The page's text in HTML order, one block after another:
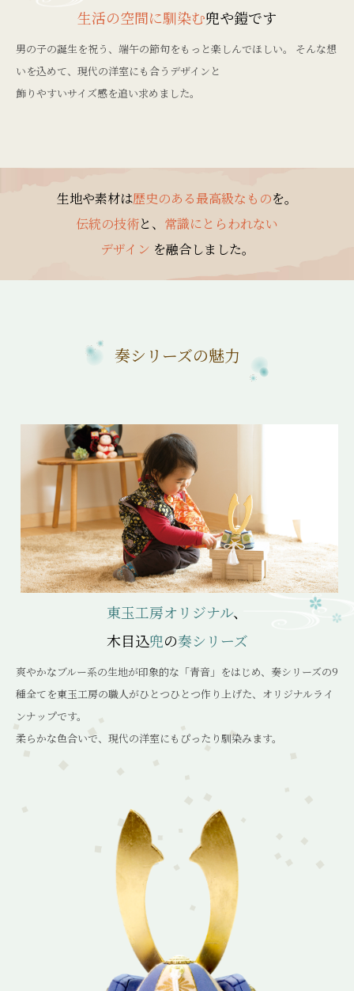
生活の空間に馴染む兜や鎧です
男の子の誕生を祝う、端午の節句をもっと楽しんでほしい。 そんな想
いを込めて、現代の洋室にも合うデザインと
飾りやすいサイズ感を追い求めました。
生地や素材は歴史のある最高級なものを。
伝統の技術と、 常識にとらわれない
デザイン を融合しました。
奏シリーズの魅力
東玉工房オリジナル、
木目込兜の奏シリーズ
爽やかなブルー系の生地が印象的な「青音」をはじめ、奏シリーズの9
種全てを東玉工房の職人がひとつひとつ作り上げた、オリジナルライ
ンナップです。
柔らかな色合いで、現代の洋室にもぴったり馴染みます。